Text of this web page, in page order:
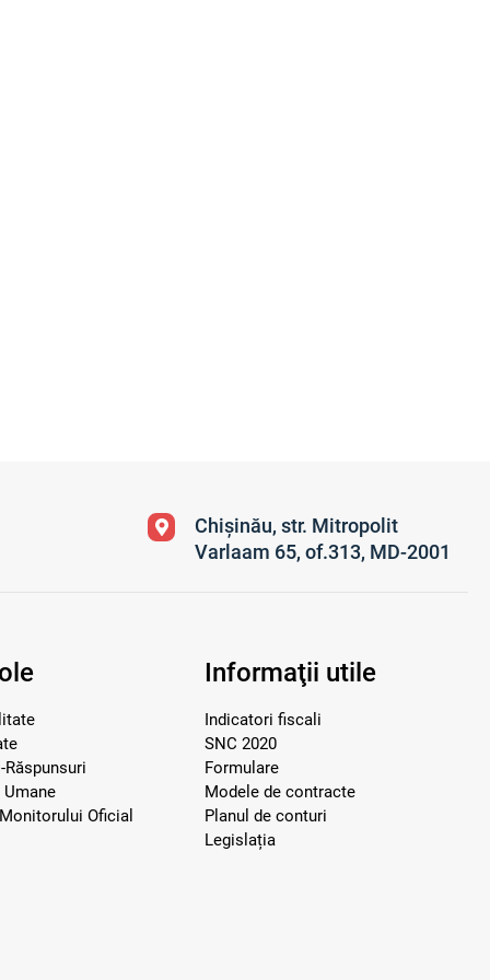
Chișinău, str. Mitropolit
Varlaam 65, of.313, MD-2001
Răspunsuri
Umane
Oficial
Informaţii utile
Indicatori fiscali
SNC 2020
Formulare
Modele de contracte
Planul de conturi
Legislația